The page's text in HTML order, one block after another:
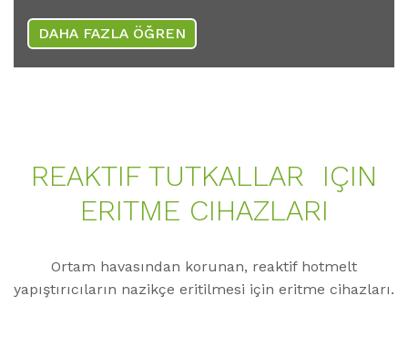
DAHA FAZLA ÖĞREN
REAKTIF TUTKALLAR IÇIN
ERITME CIHAZLARI
Ortam havasından korunan, reaktif hotmelt
yapıştırıcıların nazikçe eritilmesi için eritme cihazları.